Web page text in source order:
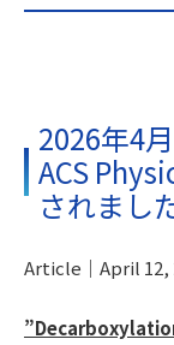
2026年4
ACS
されまし
Article｜April 12,